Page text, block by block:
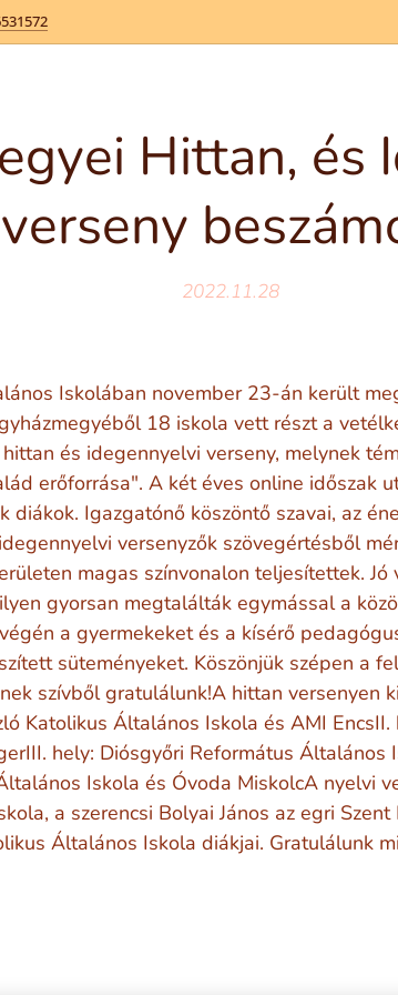
Hittan, és
verseny
2022.11.28
Iskolában november 23-án került
18 iskola vett részt a
és idegennyelvi verseny, melynek
erőforrása". A két éves online időszak
diákok. Igazgatónő köszöntő szavai, az
versenyzők szövegértésből
magas színvonalon teljesítettek.
gyorsan megtalálták egymással a
a gyermekeket és a kísérő
süteményeket. Köszönjük szépen a
szívből gratulálunk!A hittan versenyen
Katolikus Általános Iskola és AMI
hely: Diósgyőri Református Általános
Iskola és Óvoda MiskolcA nyelvi
a szerencsi Bolyai János az egri
Általános Iskola diákjai. Gratulálunk